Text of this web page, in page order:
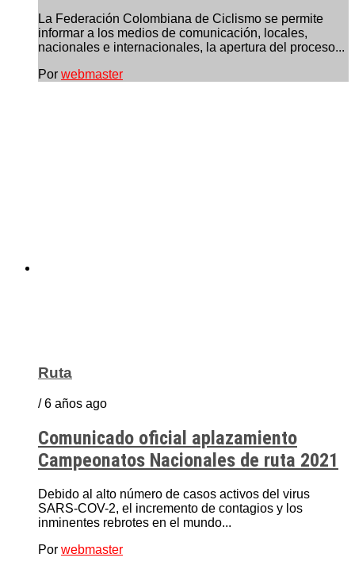
La Federación Colombiana de Ciclismo se permite
informar a los medios de comunicación, locales,
nacionales e internacionales, la apertura del proceso...
Por webmaster
Ruta
/ 6 años ago
Comunicado oficial aplazamiento
Campeonatos Nacionales de ruta 2021
Debido al alto número de casos activos del virus
SARS-COV-2, el incremento de contagios y los
inminentes rebrotes en el mundo...
Por webmaster